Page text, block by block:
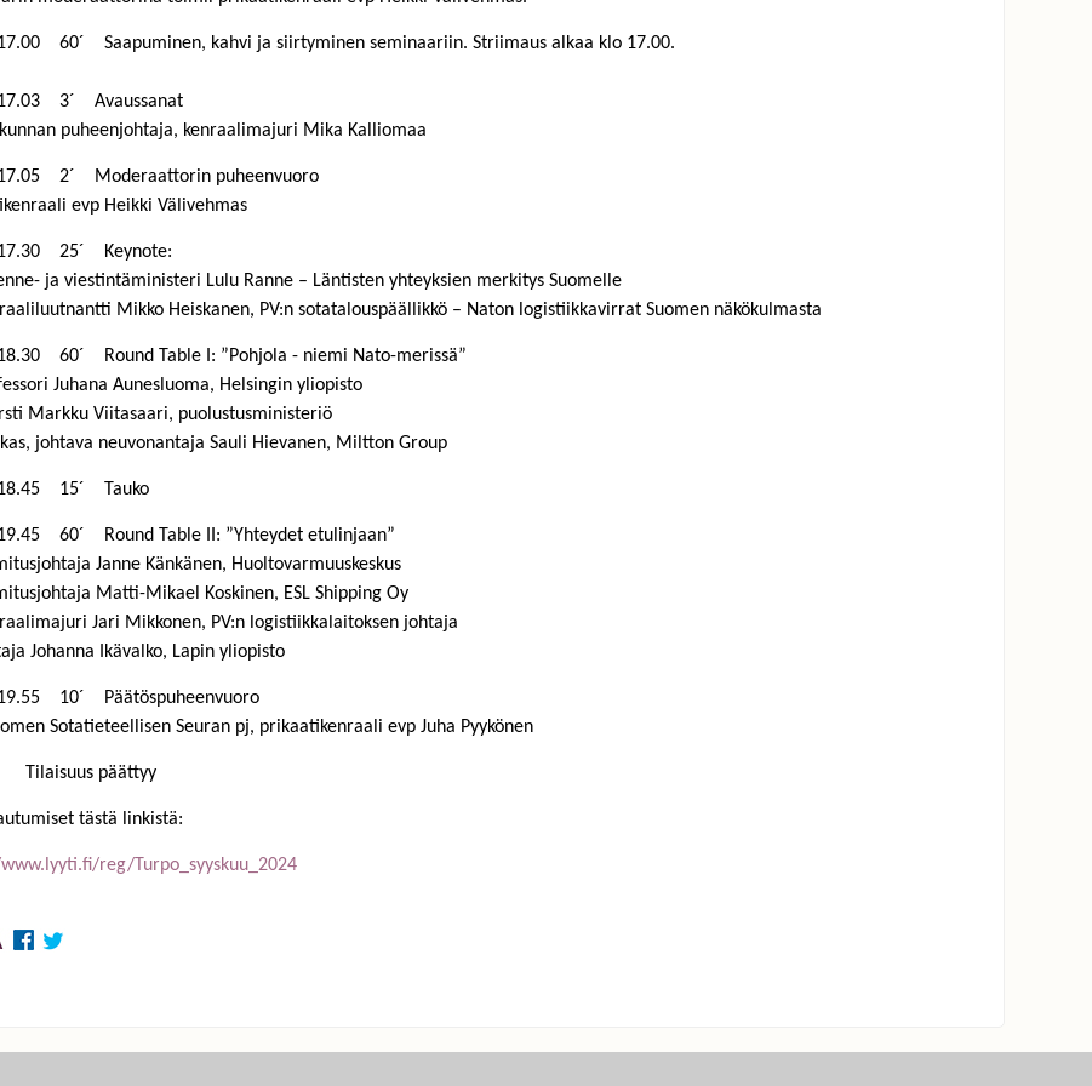
60´ Saapuminen, kahvi ja siirtyminen seminaariin. Striimaus alkaa klo 17.00.
3´ Avaussanat
puheenjohtaja, kenraalimajuri Mika Kalliomaa
2´ Moderaattorin puheenvuoro
evp Heikki Välivehmas
25´ Keynote:
ja viestintäministeri Lulu Ranne – Läntisten yhteyksien merkitys Suomelle
Mikko Heiskanen, PV:n sotatalouspäällikkö – Naton logistiikkavirrat Suomen näkökulmasta
60´ Round Table I: ”Pohjola - niemi Nato-merissä”
Juhana Aunesluoma, Helsingin yliopisto
Markku Viitasaari, puolustusministeriö
johtava neuvonantaja Sauli Hievanen, Miltton Group
15´ Tauko
60´ Round Table II: ”Yhteydet etulinjaan”
Janne Känkänen, Huoltovarmuuskeskus
Matti-Mikael Koskinen, ESL Shipping Oy
Jari Mikkonen, PV:n logistiikkalaitoksen johtaja
Johanna Ikävalko, Lapin yliopisto
10´ Päätöspuheenvuoro
Sotatieteellisen Seuran pj, prikaatikenraali evp Juha Pyykönen
päättyy
tästä linkistä:
reg/Turpo_syyskuu_2024